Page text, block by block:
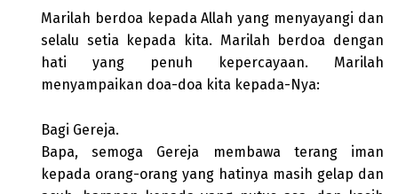
Marilah berdoa kepada Allah yang menyayangi dan
selalu setia kepada kita. Marilah berdoa dengan
hati yang penuh kepercayaan. Marilah
menyampaikan doa-doa kita kepada-Nya:
Bagi Gereja.
Bapa, semoga Gereja membawa terang iman
kepada orang-orang yang hatinya masih gelap dan